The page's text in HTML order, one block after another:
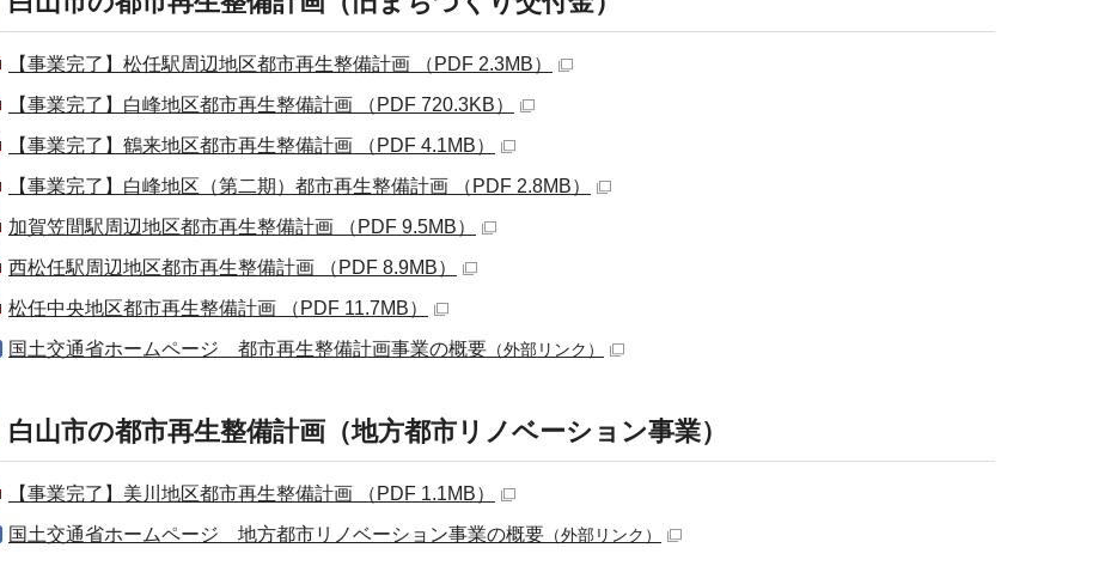
【事業完了】松任駅周辺地区都市再生整備計画 （PDF 2.3MB）
【事業完了】白峰地区都市再生整備計画 （PDF 720.3KB）
【事業完了】鶴来地区都市再生整備計画 （PDF 4.1MB）
【事業完了】白峰地区（第二期）都市再生整備計画 （PDF 2.8MB）
加賀笠間駅周辺地区都市再生整備計画 （PDF 9.5MB）
西松任駅周辺地区都市再生整備計画 （PDF 8.9MB）
松任中央地区都市再生整備計画 （PDF 11.7MB）
国土交通省ホームページ 都市再生整備計画事業の概要 （外部リンク）
白山市の都市再生整備計画（地方都市リノベーション事業）
【事業完了】美川地区都市再生整備計画 （PDF 1.1MB）
国土交通省ホームページ 地方都市リノベーション事業の概要 （外部リンク）